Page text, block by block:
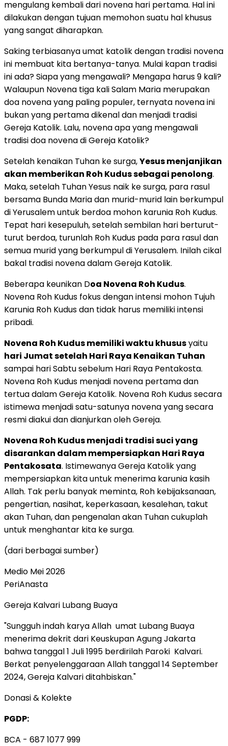
mengulang kembali dari novena hari pertama. Hal ini
dilakukan dengan tujuan memohon suatu hal khusus
yang sangat diharapkan.
Saking terbiasanya umat katolik dengan tradisi novena
ini membuat kita bertanya-tanya. Mulai kapan tradisi
ini ada? Siapa yang mengawali? Mengapa harus 9 kali?
Walaupun Novena tiga kali Salam Maria merupakan
doa novena yang paling populer, ternyata novena ini
bukan yang pertama dikenal dan menjadi tradisi
Gereja Katolik. Lalu, novena apa yang mengawali
tradisi doa novena di Gereja Katolik?
Setelah kenaikan Tuhan ke surga,Yesus menjanjikan
akan memberikan Roh Kudus sebagai penolong.
Maka, setelah Tuhan Yesus naik ke surga, para rasul
bersama Bunda Maria dan murid-murid lain berkumpul
di Yerusalem untuk berdoa mohon karunia Roh Kudus.
Tepat hari kesepuluh, setelah sembilan hari berturut-
turut berdoa, turunlah Roh Kudus pada para rasul dan
semua murid yang berkumpul di Yerusalem. Inilah cikal
bakal tradisi novena dalam Gereja Katolik.
Beberapa keunikan Doa Novena Roh Kudus.
Novena Roh Kudus fokus dengan intensi mohon Tujuh
Karunia Roh Kudus dan tidak harus memiliki intensi
pribadi.
Novena Roh Kudus memiliki waktu khususyaitu
hari Jumat setelah Hari Raya Kenaikan Tuhan
sampai hari Sabtu sebelum Hari Raya Pentakosta.
Novena Roh Kudus menjadi novena pertama dan
tertua dalam Gereja Katolik. Novena Roh Kudus secara
istimewa menjadi satu-satunya novena yang secara
resmi diakui dan dianjurkan oleh Gereja.
Novena Roh Kudus menjadi tradisi suci yang
disarankan dalam mempersiapkan Hari Raya
Pentakosata. Istimewanya Gereja Katolik yang
mempersiapkan kita untuk menerima karunia kasih
Allah. Tak perlu banyak meminta, Roh kebijaksanaan,
pengertian, nasihat, keperkasaan, kesalehan, takut
akan Tuhan, dan pengenalan akan Tuhan cukuplah
untuk menghantar kita ke surga.
(dari berbagai sumber)
Medio Mei 2026
PeriAnasta
Gereja Kalvari Lubang Buaya
"Sungguh indah karya Allah umat Lubang Buaya
menerima dekrit dari Keuskupan Agung Jakarta
bahwa tanggal 1 Juli 1995 berdirilah Paroki Kalvari.
Berkat penyelenggaraan Allah tanggal 14 September
2024, Gereja Kalvari ditahbiskan."
Donasi & Kolekte
PGDP:
BCA - 687 1077 999